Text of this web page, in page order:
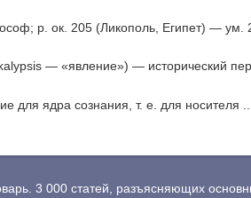
p. ок. 205 (Ликополь, Египет) — ум.
— «явление») — исторический
для ядра сознания, т. е. для носителя ...
3 000 статей, разъясняющих